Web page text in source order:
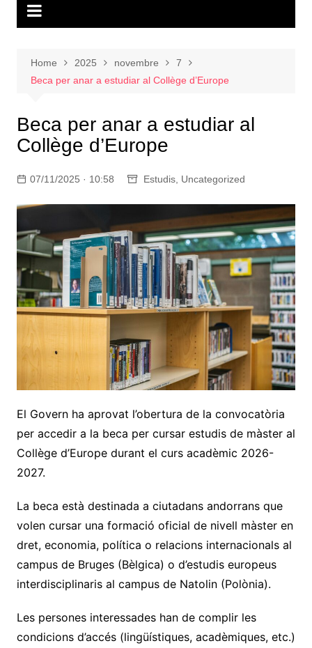
Home 2025 novembre
7
Beca per anar a estudiar al Collège d’Europe
Beca per anar a estudiar al
Collège d’Europe
07/11/2025 · 10:58 Estudis, Uncategorized
El Govern ha aprovat l’obertura de la convocatòria
per accedir a la beca per cursar estudis de màster al
Collège d’Europe durant el curs acadèmic 2026-
2027.
La beca està destinada a ciutadans andorrans que
volen cursar una formació oficial de nivell màster en
dret, economia, política o relacions internacionals al
campus de Bruges (Bèlgica) o d’estudis europeus
interdisciplinaris al campus de Natolin (Polònia).
Les persones interessades han de complir les
condicions d’accés (lingüístiques, acadèmiques, etc.)